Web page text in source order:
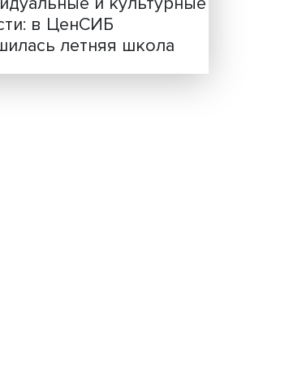
решения врачей